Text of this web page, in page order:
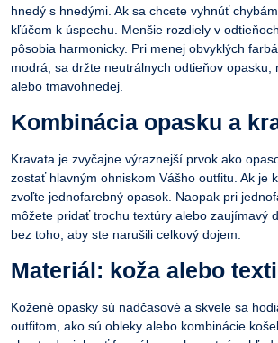
hnedý s hnedými. Ak sa chcete vyhnúť
kľúčom k úspechu. Menšie rozdiely v
pôsobia harmonicky. Pri menej obvyklých
modrá, sa držte neutrálnych odtieňov opasku,
alebo tmavohnedej.
Kombinácia opasku a
Kravata je zvyčajne výraznejší prvok ako
zostať hlavným ohniskom Vášho outfitu. Ak je
zvoľte jednofarebný opasok. Naopak pri
môžete pridať trochu textúry alebo zaujímavý
bez toho, aby ste narušili celkový dojem.
Materiál: koža alebo
Kožené opasky sú nadčasové a skvele sa
outfitom, ako sú obleky alebo kombinácie